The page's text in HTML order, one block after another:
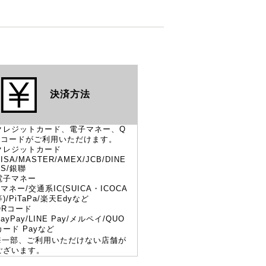
決済方法
レジットカード、電子マネー、Q
ードがご利用いただけます。
レジットカード
MASTER/AMEX/JCB/DINE
銀聯
子マネー
ネー/交通系IC(SUICA・ICOCA
)/PiTaPa/楽天Edyなど
コード
LINE Pay/メルペイ/QUO
ード Payなど
部、ご利用いただけない店舗が
ざいます。